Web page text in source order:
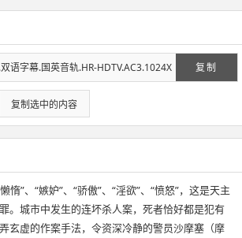
复制
语字幕.国英音轨.HR-HDTV.AC3.1024X
.mkv
复制选中的内容
惰”、“嫉妒”、“骄傲”、“淫欲”、“愤怒”，这是天主
。城市中发生的连坏杀人案，死者恰好都是犯有
玄虚的作案手法，令资深冷静的警员沙摩塞（摩